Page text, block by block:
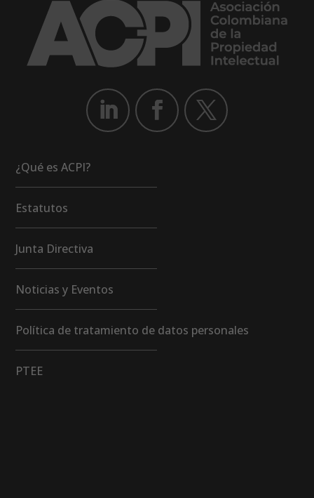
¿Qué es ACPI?
Estatutos
Junta Directiva
Noticias y Eventos
Política de tratamiento de datos personales
PTEE